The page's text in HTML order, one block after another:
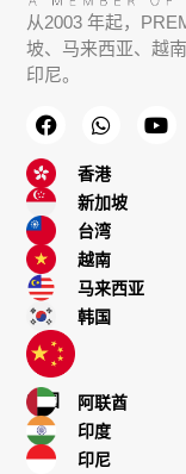
从2003 年起，
坡、马来西亚、越
印尼。
香港
新加坡
台湾
越南
马来西亚
韩国
中国
阿联酋
印度
印尼